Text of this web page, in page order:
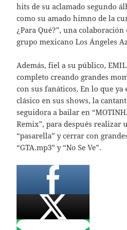
hits de su aclamado segundo
como su amado himno de la
¿Para Qué?”, una
grupo mexicano Los Ángeles
Además, fiel a su público,
completo creando grandes
con sus fanáticos. En lo que ya
clásico en sus shows, la
seguidora a bailar en
Remix”, para después realizar
“pasarella” y cerrar con
“GTA.mp3” y “No Se Ve”.